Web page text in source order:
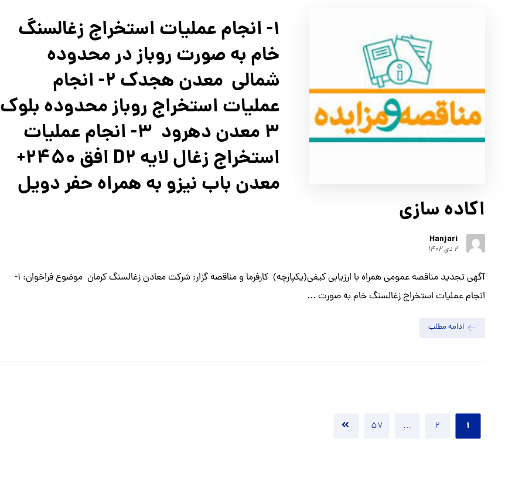
1- انجام عملیات استخراج زغالسنگ
خام به صورت روباز در محدوده
شمالي معدن هجدک 2- انجام
عمليات استخراج روباز محدوده بلوك
3 معدن دهرود 3- انجام عمليات
استخراج زغال لايه D2 افق 2450+
معدن باب نيزو به همراه حفر دويل
اكاده سازي
Hanjari
۲ دی ۱۴۰۲
آگهي تجدید مناقصه عمومی همراه با ارزیابی کیفی(یکپارچه) كارفرما و مناقصه گزار: شركت معادن زغالسنگ كرمان موضوع فراخوان: ۱-
انجام عملیات استخراج زغالسنگ خام به صورت ...
ادامه مطلب
۱ ۲ … ۵۷